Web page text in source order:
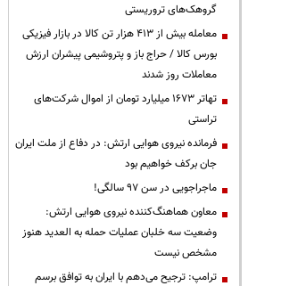
گروهک‌های تروریستی
معامله بیش از ۴۱۳ هزار تن کالا در بازار فیزیکی
بورس کالا / حراج باز و پتروشیمی پیشران ارزش
معاملات روز شدند
تهاتر ۱۶۷۳ میلیارد تومان از اموال شرکت‌های
تراستی
فرمانده نیروی هوایی ارتش: در دفاع از ملت ایران
جان برکف خواهیم بود
ماجراجویی در سن ۹۷ سالگی!
معاون هماهنگ‌کننده نیروی هوایی ارتش:
وضعیت سه خلبان عملیات حمله به العدید هنوز
مشخص نیست
ترامپ: ترجیح می‌دهم با ایران به توافق برسم